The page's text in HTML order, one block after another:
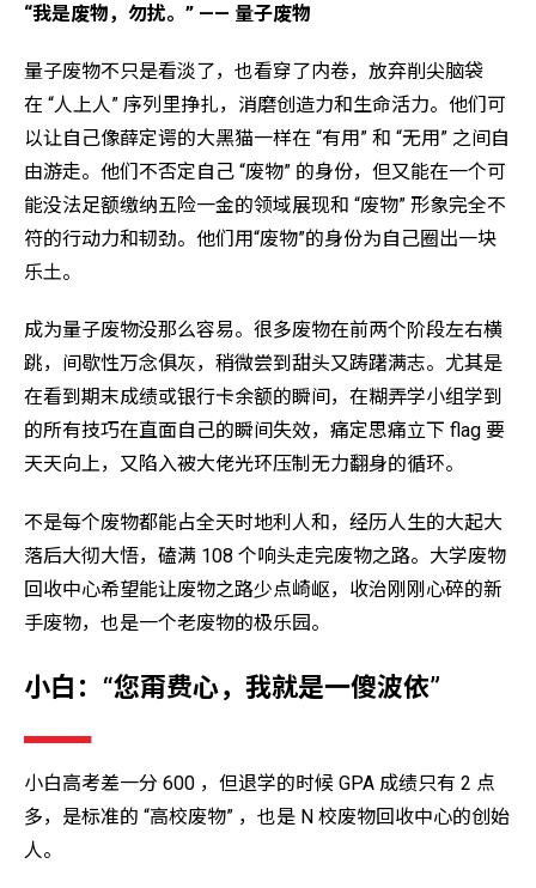
“我是废物，勿扰。” —— 量子废物
量子废物不只是看淡了，也看穿了内卷，放弃削尖脑袋
在 “人上人” 序列里挣扎，消磨创造力和生命活力。他们可
以让自己像薛定谔的大黑猫一样在 “有用” 和 “无用” 之间自
由游走。他们不否定自己 “废物” 的身份，但又能在一个可
能没法足额缴纳五险一金的领域展现和 “废物” 形象完全不
符的行动力和韧劲。他们用“废物”的身份为自己圈出一块
乐土。
成为量子废物没那么容易。很多废物在前两个阶段左右横
跳，间歇性万念俱灰，稍微尝到甜头又踌躇满志。尤其是
在看到期末成绩或银行卡余额的瞬间，在糊弄学小组学到
的所有技巧在直面自己的瞬间失效，痛定思痛立下 flag 要
天天向上，又陷入被大佬光环压制无力翻身的循环。
不是每个废物都能占全天时地利人和，经历人生的大起大
落后大彻大悟，磕满 108 个响头走完废物之路。大学废物
回收中心希望能让废物之路少点崎岖，收治刚刚心碎的新
手废物，也是一个老废物的极乐园。
小白：“您甭费心，我就是一傻波依”
小白高考差一分 600 ，但退学的时候 GPA 成绩只有 2 点
多，是标准的 “高校废物” ，也是 N 校废物回收中心的创始
人。